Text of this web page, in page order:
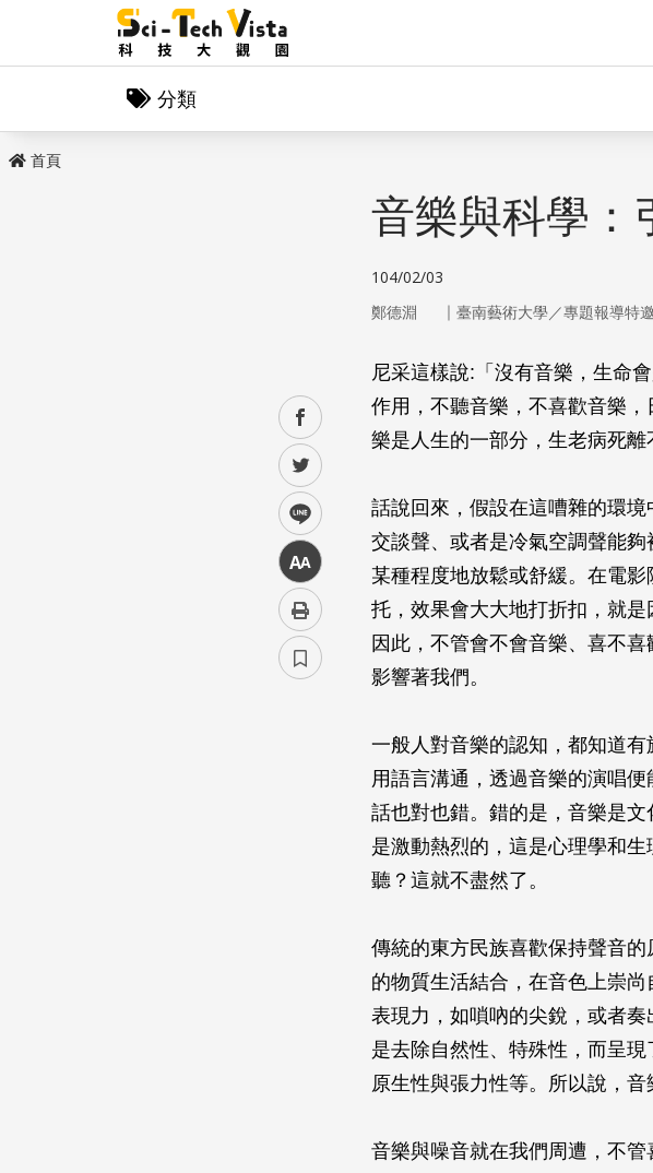
分類
首頁
facebook
twitter
line
中
音樂與科學：
104/02/03
鄭德淵 ｜ 臺南藝術大學／專題報導特
尼采這樣說‭:‬「沒有音樂，生命
作用，不聽音樂，不喜歡音樂
樂是人生的一部分，生老病死離
話說回來，假設在這嘈雜的環
交談聲、或者是冷氣空調聲能
某種程度地放鬆或舒緩。在電
托，效果會大大地打折扣，就是
因此，不管會不會音樂、喜不
影響著我們。
一般人對音樂的認知，都知道
用語言溝通，透過音樂的演唱
話也對也錯。錯的是，音樂是
是激動熱烈的，這是心理學和
聽？這就不盡然了。
傳統的東方民族喜歡保持聲音
的物質生活結合，在音色上崇
表現力，如嗩吶的尖銳，或者
是去除自然性、特殊性，而呈
原生性與張力性等。所以說，音
音樂與噪音就在我們周遭，不